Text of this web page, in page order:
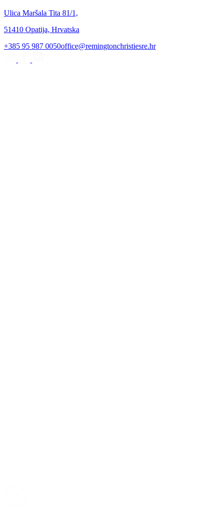
Ulica Maršala Tita 81/1,
51410 Opatija, Hrvatska
+385 95 987 0050office@remingtonchristiesre.hr